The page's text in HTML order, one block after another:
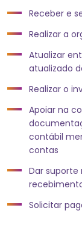
Receber e
Realizar a
Atualizar
atualizado
Realizar o
Apoiar na
contábil
contas
Dar
Solicitar